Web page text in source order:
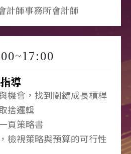
計師事務所會計師
導
機會，找到關鍵成長槓桿
捨邏輯
頁策略書
檢視策略與預算的可行性